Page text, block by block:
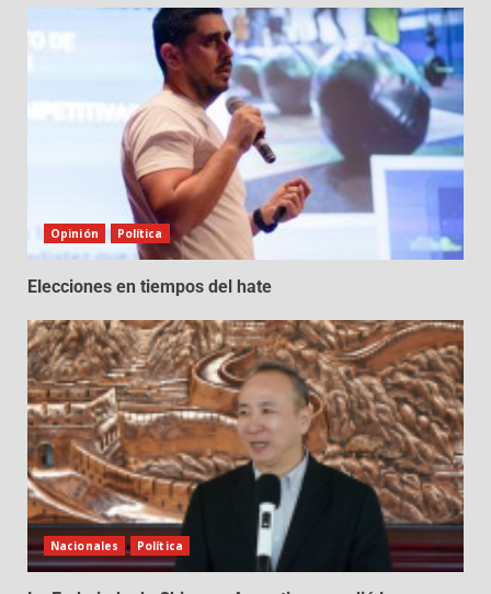
Opinión Política
Elecciones en tiempos del hate
Nacionales Política